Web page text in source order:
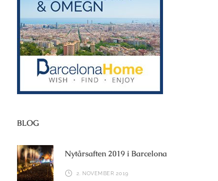
BLOG
Nytårsaften 2019 i Barcelona
2. NOVEMBER 2019